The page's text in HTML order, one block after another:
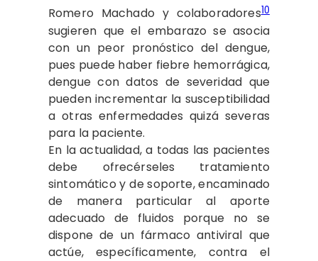
Romero Machado y colaboradores10
sugieren que el embarazo se asocia
con un peor pronóstico del dengue,
pues puede haber fiebre hemorrágica,
dengue con datos de severidad que
pueden incrementar la susceptibilidad
a otras enfermedades quizá severas
para la paciente.
En la actualidad, a todas las pacientes
debe ofrecérseles tratamiento
sintomático y de soporte, encaminado
de manera particular al aporte
adecuado de fluidos porque no se
dispone de un fármaco antiviral que
actúe, específicamente, contra el